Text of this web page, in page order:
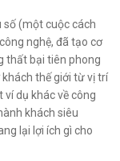
số (một cuộc cách
nghệ, đã tạo cơ
thất bại tiên phong
thế giới từ vị trí
dụ khác về công
khách siêu
lại lợi ích gì cho